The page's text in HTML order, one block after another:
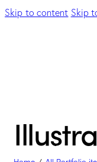
Skip to content Skip